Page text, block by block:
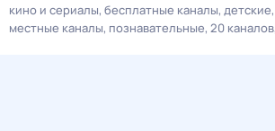
кино и сериалы бесплатные каналы детские
местные каналы познавательные 20 каналов